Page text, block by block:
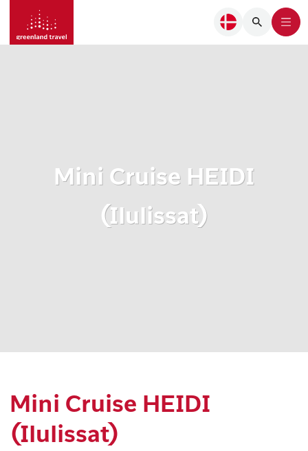
Mini Cruise HEIDI
(Ilulissat)
Mini Cruise HEIDI
(Ilulissat)